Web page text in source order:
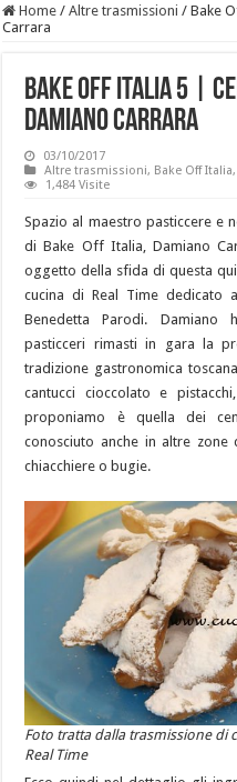
Home / Altre trasmissioni / Bake
Carrara
Bake Off Italia 5 |
Damiano Carrara
03/10/2017
Altre trasmissioni, Bake Off Italia,
1,484 Visite
Spazio al maestro pasticcere e
di Bake Off Italia, Damiano
oggetto della sfida di questa
cucina di Real Time dedicato
Benedetta Parodi.
pasticceri rimasti in gara la
tradizione gastronomica
cantucci cioccolato e
proponiamo è quella dei
conosciuto anche in altre zone
chiacchiere o bugie.
Foto tratta dalla trasmissione di
Real Time